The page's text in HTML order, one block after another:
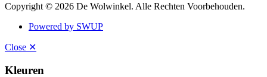
Copyright © 2026 De Wolwinkel. Alle Rechten Voorbehouden.
Powered by SWUP
Close ✕
Kleuren